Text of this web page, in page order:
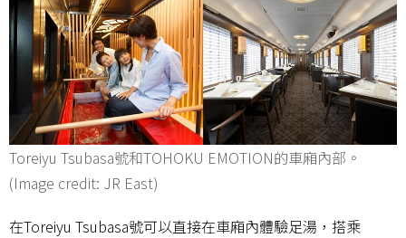
Toreiyu Tsubasa號和TOHOKU EMOTION的車廂內部。
(Image credit: JR East)
在Toreiyu Tsubasa號可以直接在車廂內體驗足湯，搭乘